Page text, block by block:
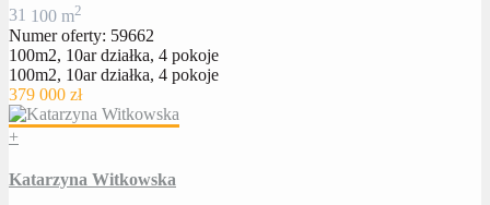
31 100 m2
Numer oferty: 59662
100m2, 10ar działka, 4 pokoje
100m2, 10ar działka, 4 pokoje
379 000 zł
+
Katarzyna Witkowska